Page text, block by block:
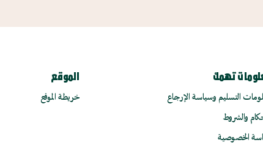
تهمك
التسليم وسياسة الإرجاع
والشروط
الخصوصية
الموقع
خريطة الموقع